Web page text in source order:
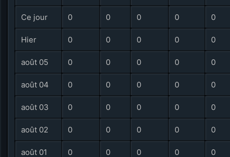
Ce jour 0 0 0 0 0
Hier 0 0 0 0 0
août 05 0 0 0 0 0
août 04 0 0 0 0 0
août 03 0 0 0 0 0
août 02 0 0 0 0 0
août 01 0 0 0 0 0